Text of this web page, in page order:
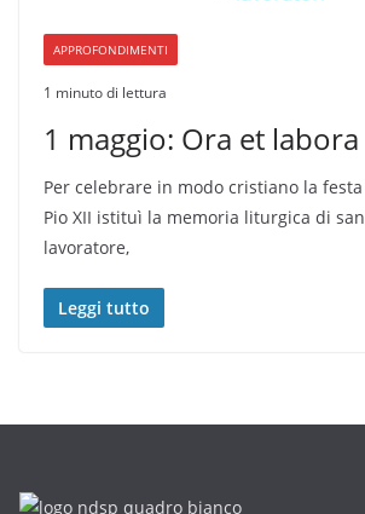
APPROFONDIMENTI
1 minuto di lettura
1 maggio: Ora et labora
Per celebrare in modo cristiano la
Pio XII istituì la memoria liturgica di
lavoratore,
Leggi tutto